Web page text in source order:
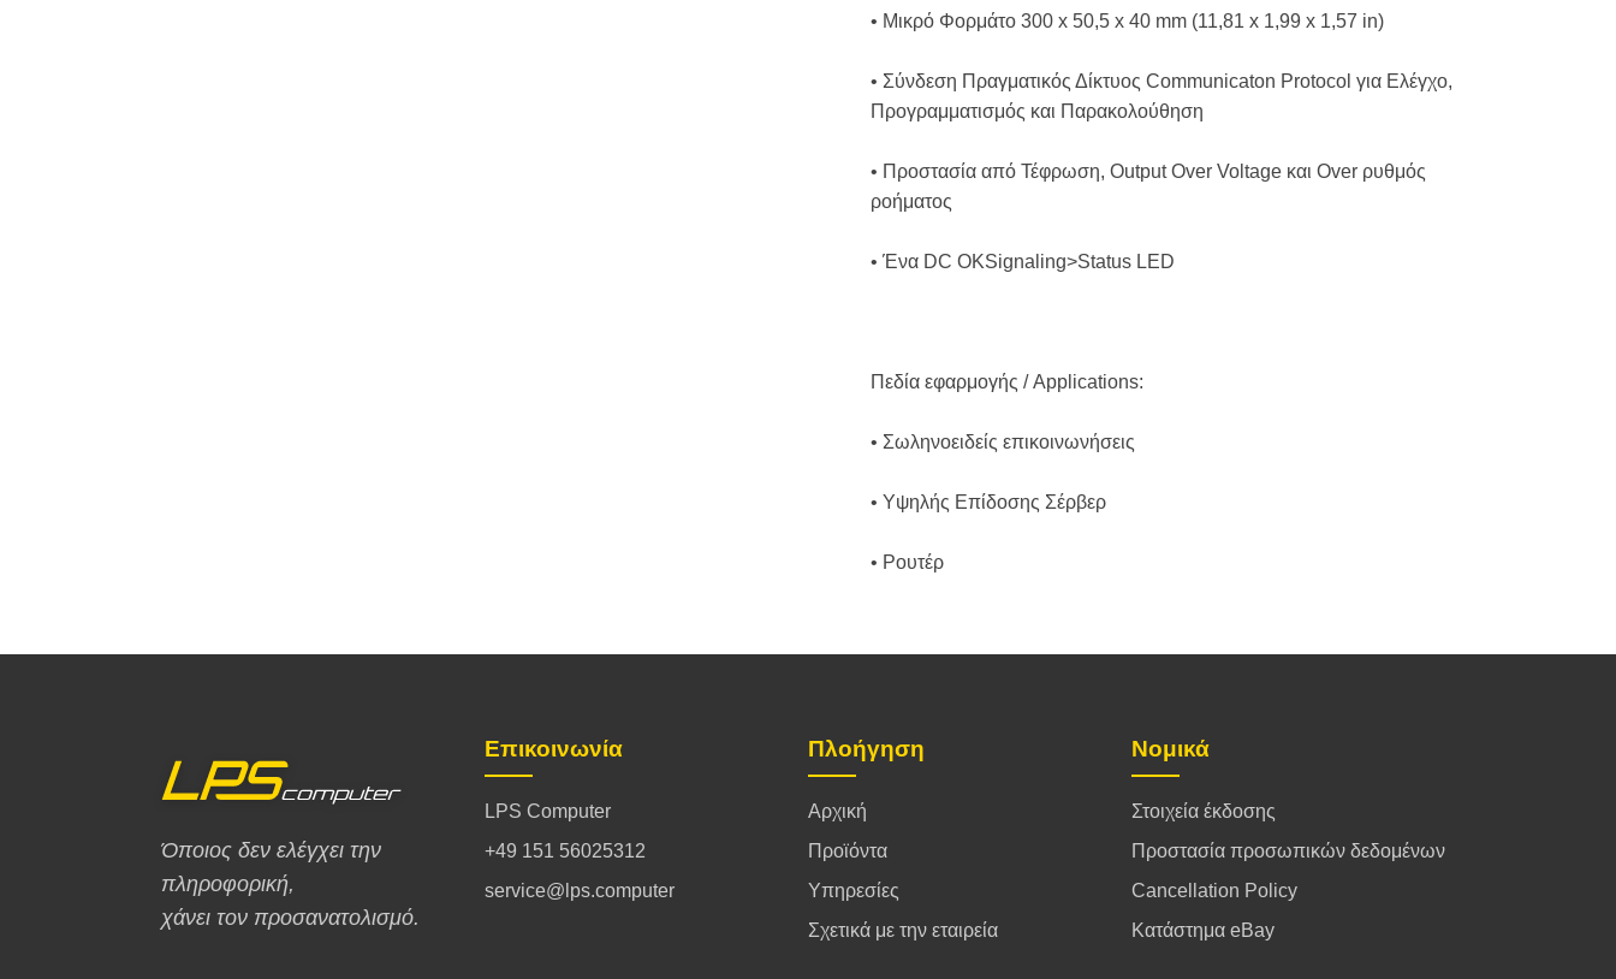
• Μικρό Φορμάτο 300 x 50,5 x 40 mm (11,81 x 1,99 x 1,57 in)
• Σύνδεση Πραγματικός Δίκτυος Communicaton Protocol για Ελέγχο,
Προγραμματισμός και Παρακολούθηση
• Προστασία από Τέφρωση, Output Over Voltage και Over ρυθμός
ροήματος
• Ένα DC OKSignaling>Status LED
Πεδία εφαρμογής / Applications:
• Σωληνοειδείς επικοινωνήσεις
• Υψηλής Επίδοσης Σέρβερ
• Ρουτέρ
Όποιος δεν ελέγχει την
πληροφορική,
χάνει τον προσανατολισμό.
Επικοινωνία
LPS Computer
+49 151 56025312
service@lps.computer
Πλοήγηση
Αρχική
Προϊόντα
Υπηρεσίες
Σχετικά με την εταιρεία
Νομικά
Στοιχεία έκδοσης
Προστασία προσωπικών δεδομένων
Cancellation Policy
Κατάστημα eBay